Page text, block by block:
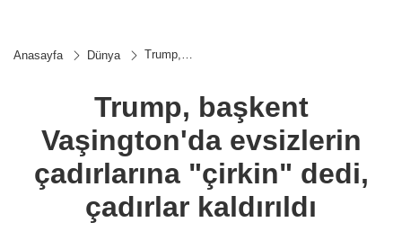
Anasayfa Dünya
Trump,
çadırlarına
"çirkin" dedi,
çadırlar
kaldırıldı
Trump, başkent
Vaşington'da evsizlerin
çadırlarına "çirkin" dedi,
çadırlar kaldırıldı